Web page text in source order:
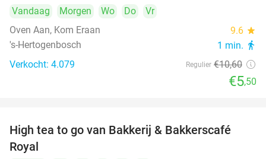
Vandaag Morgen Wo Do
Vr
Oven Aan, Kom Eraan
9.6 star
's-Hertogenbosch 1 min. directions_walk
Verkocht: 4.079 Regulier €10,60
€5,50
40%
High tea to go van Bakkerij & Bakkerscafé
Royal